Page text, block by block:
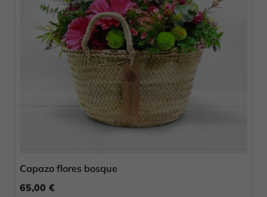
Capazo flores bosque
65,00 €